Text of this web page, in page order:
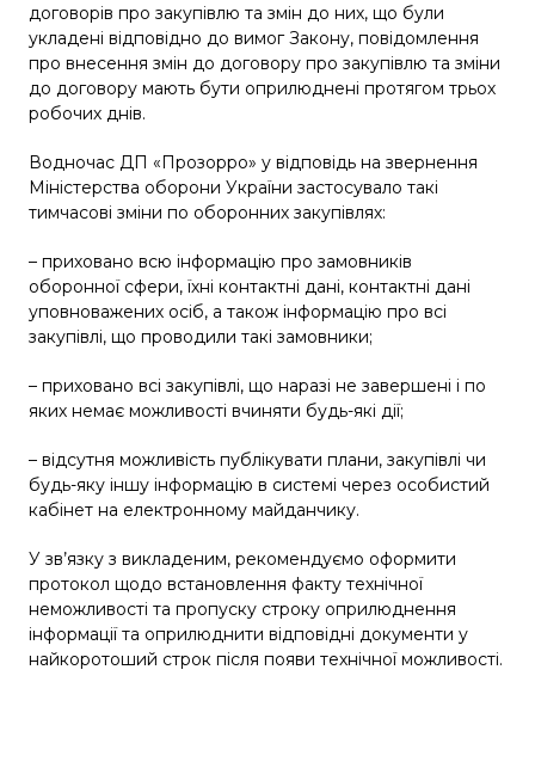
договорів про закупівлю та змін до них, що були
укладені відповідно до вимог Закону, повідомлення
про внесення змін до договору про закупівлю та зміни
до договору мають бути оприлюднені протягом трьох
робочих днів.
Водночас ДП «Прозорро» у відповідь на звернення
Міністерства оборони України застосувало такі
тимчасові зміни по оборонних закупівлях:
– приховано всю інформацію про замовників
оборонної сфери, їхні контактні дані, контактні дані
уповноважених осіб, а також інформацію про всі
закупівлі, що проводили такі замовники;
– приховано всі закупівлі, що наразі не завершені і по
яких немає можливості вчиняти будь-які дії;
– відсутня можливість публікувати плани, закупівлі чи
будь-яку іншу інформацію в системі через особистий
кабінет на електронному майданчику.
У зв’язку з викладеним, рекомендуємо оформити
протокол щодо встановлення факту технічної
неможливості та пропуску строку оприлюднення
інформації та оприлюднити відповідні документи у
найкоротоший строк після появи технічної можливості.